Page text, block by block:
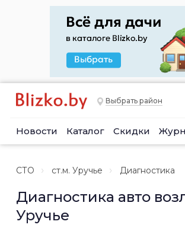
Выбрать район
Новости Каталог Скидки
СТО ст.м. Уручье Диагностика
Диагностика авто
Уручье